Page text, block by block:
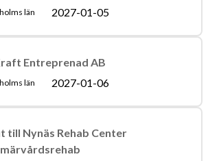
län 2027-01-05
Entreprenad AB
län 2027-01-06
till Nynäs Rehab Center